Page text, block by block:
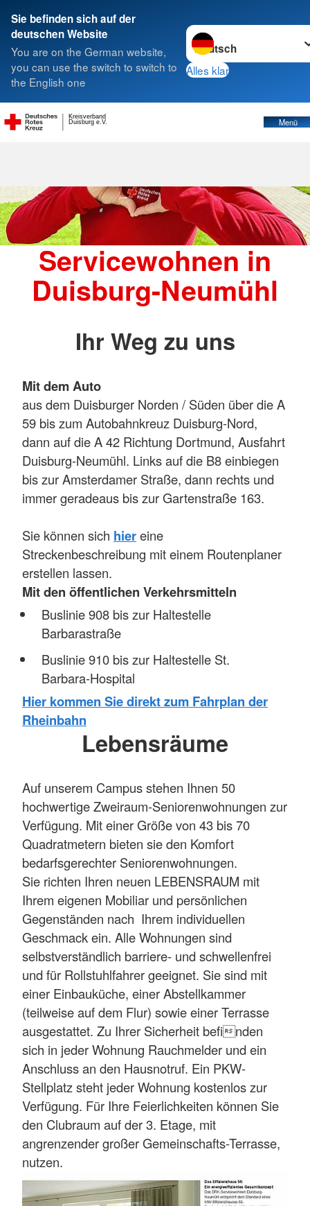
Sie befinden sich auf der
deutschen Website
You are on the German website,
you can use the switch to switch to
the English one
Sprache wechseln zu
Alles klar
Duisburg e.V.
Kreisverband
Menü
Suche
Servicewohnen in
Duisburg-Neumühl
Ihr Weg zu uns
Mit dem Auto
aus dem Duisburger Norden / Süden über die A
59 bis zum Autobahnkreuz Duisburg-Nord,
dann auf die A 42 Richtung Dortmund, Ausfahrt
Duisburg-Neumühl. Links auf die B8 einbiegen
bis zur Amsterdamer Straße, dann rechts und
immer geradeaus bis zur Gartenstraße 163.
Sie können sich hiereine
Streckenbeschreibung mit einem Routenplaner
erstellen lassen.
Mit den öffentlichen Verkehrsmitteln
Buslinie 908 bis zur Haltestelle
Barbarastraße
Buslinie 910 bis zur Haltestelle St.
Barbara-Hospital
Hier kommen Sie direkt zum Fahrplan der
Rheinbahn
Lebensräume
Auf unserem Campus stehen Ihnen 50
hochwertige Zweiraum-Seniorenwohnungen zur
Verfügung. Mit einer Größe von 43 bis 70
Quadratmetern bieten sie den Komfort
bedarfsgerechter Seniorenwohnungen.
Sie richten Ihren neuen LEBENSRAUM mit
Ihrem eigenen Mobiliar und persönlichen
Gegenständen nach Ihrem individuellen
Geschmack ein. Alle Wohnungen sind
selbstverständlich barriere- und schwellenfrei
und für Rollstuhlfahrer geeignet. Sie sind mit
einer Einbauküche, einer Abstellkammer
(teilweise auf dem Flur) sowie einer Terrasse
ausgestattet. Zu Ihrer Sicherheit befinden
sich in jeder Wohnung Rauchmelder und ein
Anschluss an den Hausnotruf. Ein PKW-
Stellplatz steht jeder Wohnung kostenlos zur
Verfügung. Für Ihre Feierlichkeiten können Sie
den Clubraum auf der 3. Etage, mit
angrenzender großer Gemeinschafts-Terrasse,
nutzen.